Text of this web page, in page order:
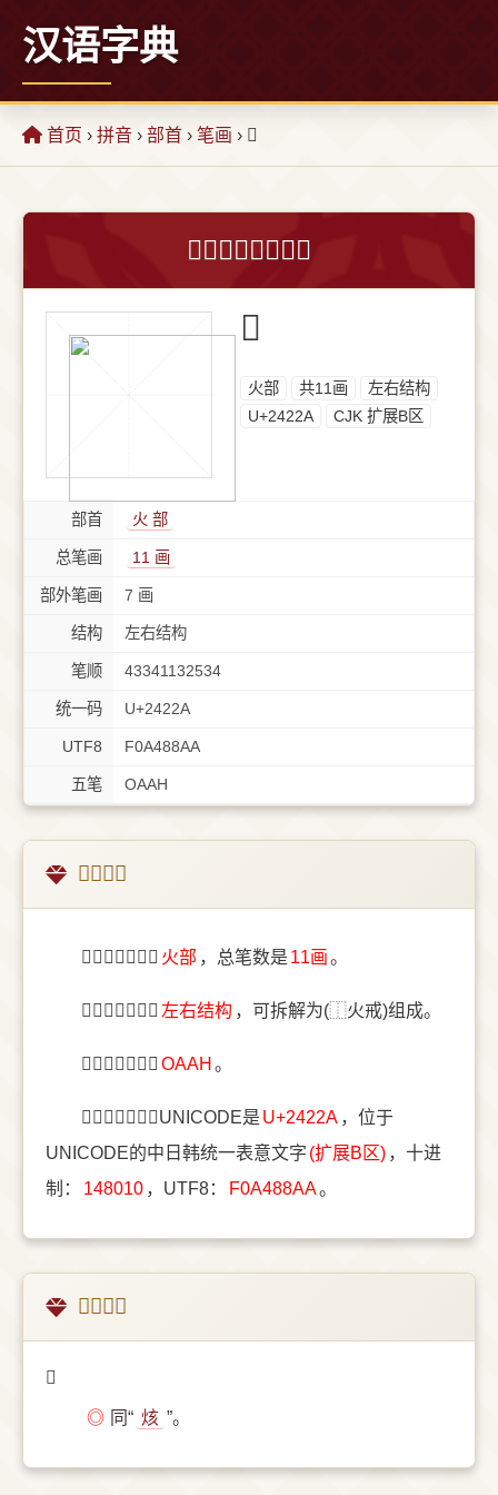
汉语字典
首页 › 拼音 › 部首 › 笔画 › 𤈪
𤈪字的意思和解释
𤈪
⽕部 共11画
左右结构
U+2422A
CJK 扩展B区
部首 ⽕ 部
总笔画 11 画
部外笔画 7 画
结构 左右结构
笔顺 43341132534
统一码 U+2422A
UTF8 F0A488AA
五笔 OAAH
𤈪字概述
〔𤈪〕字部首是 ⽕部 ，总笔数是 11画。
〔𤈪〕字结构是 左右结构 ，可拆解为(⿰火戒)组成。
〔𤈪〕字五笔是 OAAH 。
〔𤈪〕字统一码UNICODE是 U+2422A ，位于
UNICODE的中日韩统一表意文字 (扩展B区) ，十进
制：
148010 ，UTF8： F0A488AA。
𤈪的意思
𤈪
◎ 同“ 烗 ”。